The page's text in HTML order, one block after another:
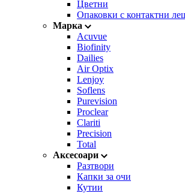
Цветни
Опаковки с контактни
Марка
Acuvue
Biofinity
Dailies
Air Optix
Lenjoy
Soflens
Purevision
Proclear
Clariti
Precision
Total
Аксесоари
Разтвори
Капки за очи
Кутии